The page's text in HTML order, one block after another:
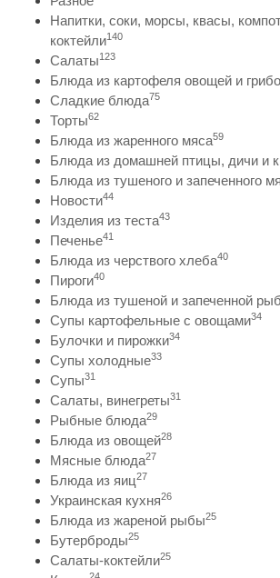
Напитки, соки, морсы, квасы,
коктейли140
Салаты123
Блюда из картофеля овощей и
Сладкие блюда75
Торты62
Блюда из жаренного мяса59
Блюда из домашней птицы, дичи и
Блюда из тушеного и запеченного
Новости44
Изделия из теста43
Печенье41
Блюда из черствого хлеба40
Пироги40
Блюда из тушеной и запеченной
Супы картофельные с овощами34
Булочки и пирожки34
Супы холодные33
Супы31
Салаты, винегреты31
Рыбные блюда29
Блюда из овощей28
Мясные блюда27
Блюда из яиц27
Украинская кухня26
Блюда из жареной рыбы25
Бутерброды25
Салаты-коктейли25